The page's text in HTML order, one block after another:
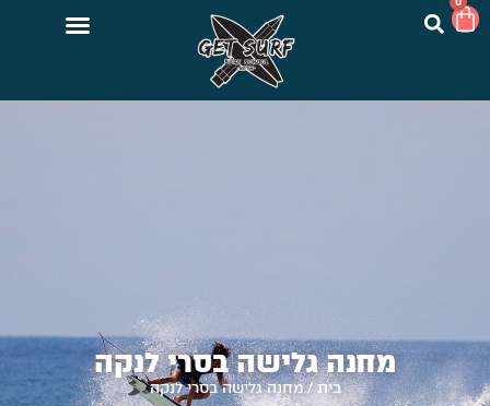
מחנה גלישה בסרי לנקה
בית/מחנה גלישה בסרי לנקה